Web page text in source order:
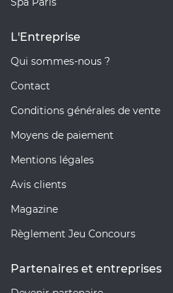
L'Entreprise
Qui sommes-nous ?
Contact
Conditions générales de vente
Moyens de paiement
Mentions légales
Avis clients
Magazine
Règlement Jeu Concours
Partenaires et entreprises